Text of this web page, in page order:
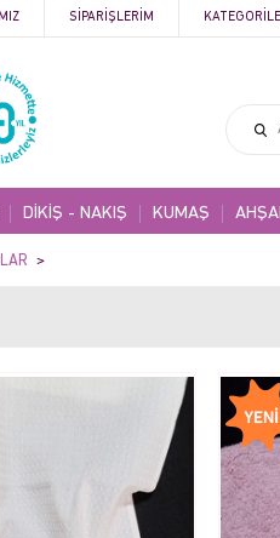
SIPARIŞLERIM
DİKİŞ - NAKIŞ KUMAŞ